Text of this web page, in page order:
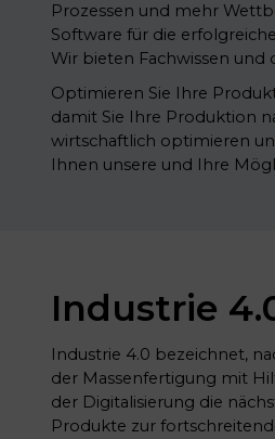
Prozessen und mehr
Software für die
Wir bieten Fachwissen
Optimieren Sie Ihre
damit Sie Ihre Produktion
wirtschaftlich optimieren
Ihnen unsere und Ihre
Industrie
Industrie 4.0 bezeichnet,
der Massenfertigung mit
der Digitalisierung die
Produkte zur